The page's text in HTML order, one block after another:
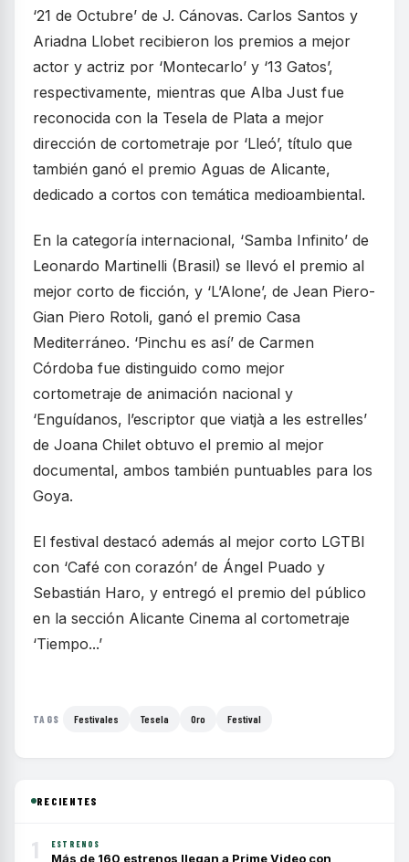
‘21 de Octubre’ de J. Cánovas. Carlos Santos y
Ariadna Llobet recibieron los premios a mejor
actor y actriz por ‘Montecarlo’ y ‘13 Gatos’,
respectivamente, mientras que Alba Just fue
reconocida con la Tesela de Plata a mejor
dirección de cortometraje por ‘Lleó’, título que
también ganó el premio Aguas de Alicante,
dedicado a cortos con temática medioambiental.
En la categoría internacional, ‘Samba Infinito’ de
Leonardo Martinelli (Brasil) se llevó el premio al
mejor corto de ficción, y ‘L’Alone’, de Jean Piero-
Gian Piero Rotoli, ganó el premio Casa
Mediterráneo. ‘Pinchu es así’ de Carmen
Córdoba fue distinguido como mejor
cortometraje de animación nacional y
‘Enguídanos, l’escriptor que viatjà a les estrelles’
de Joana Chilet obtuvo el premio al mejor
documental, ambos también puntuables para los
Goya.
El festival destacó además al mejor corto LGTBI
con ‘Café con corazón’ de Ángel Puado y
Sebastián Haro, y entregó el premio del público
en la sección Alicante Cinema al cortometraje
‘Tiempo...’
TAGS Festivales Tesela Oro Festival
RECIENTES
1 ESTRENOS
Más de 160 estrenos llegan a Prime Video con